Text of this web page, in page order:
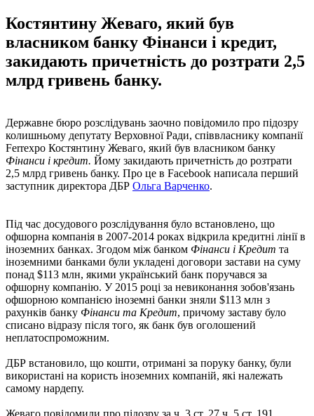
Костянтину Жеваго, який був
власником банку Фінанси і кредит,
закидають причетність до розтрати 2,5
млрд гривень банку.
Державне бюро розслідувань заочно повідомило про підозру
колишньому депутату Верховної Ради, співвласнику компанії
Ferrexpo Костянтину Жеваго, який був власником банку
Фінанси і кредит. Йому закидають причетність до розтрати
2,5 млрд гривень банку. Про це в Facebook написала перший
заступник директора ДБР Ольга Варченко.
Під час досудового розслідування було встановлено, що
офшорна компанія в 2007-2014 роках відкрила кредитні лінії в
іноземних банках. Згодом між банком Фінанси і Кредит та
іноземними банками були укладені договори застави на суму
понад $113 млн, якими український банк поручався за
офшорну компанію. У 2015 році за невиконання зобов'язань
офшорною компанією іноземні банки зняли $113 млн з
рахунків банку Фінанси та Кредит, причому заставу було
списано відразу після того, як банк був оголошений
неплатоспроможним.
ДБР встановило, що кошти, отримані за поруку банку, були
використані на користь іноземних компаній, які належать
самому нардепу.
Жеваго повідомили про підозру за ч. 3 ст. 27 ч. 5 ст. 191